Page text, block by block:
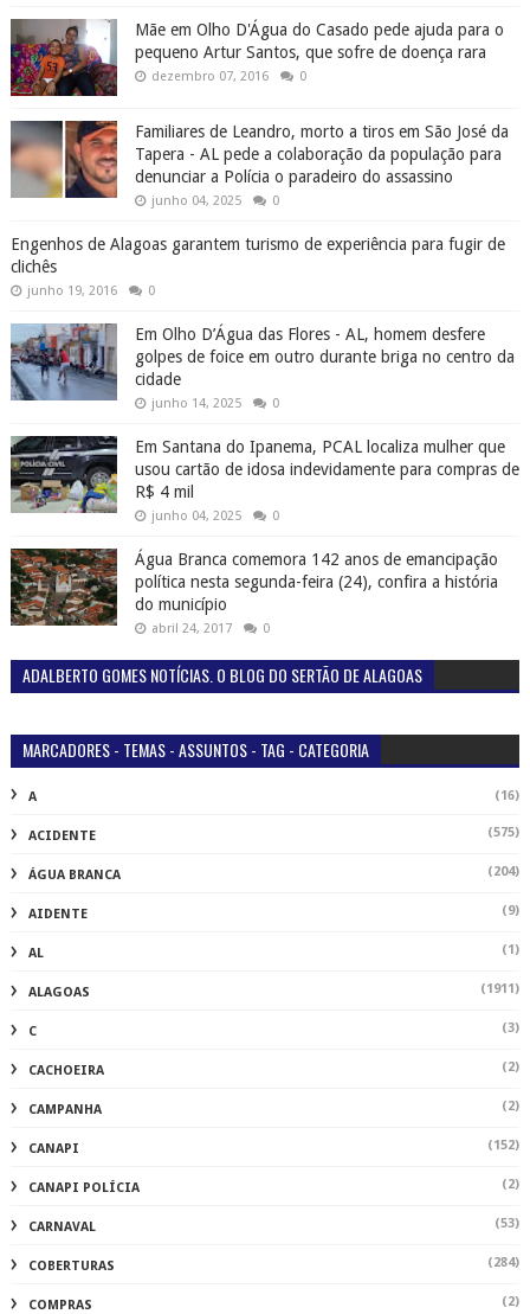
Mãe em Olho D'Água do Casado pede ajuda para o
pequeno Artur Santos, que sofre de doença rara
dezembro 07, 2016 0
Familiares de Leandro, morto a tiros em São José da
Tapera - AL pede a colaboração da população para
denunciar a Polícia o paradeiro do assassino
junho 04, 2025 0
Engenhos de Alagoas garantem turismo de experiência para fugir de
clichês
junho 19, 2016 0
Em Olho D’Água das Flores - AL, homem desfere
golpes de foice em outro durante briga no centro da
cidade
junho 14, 2025 0
Em Santana do Ipanema, PCAL localiza mulher que
usou cartão de idosa indevidamente para compras de
R$ 4 mil
junho 04, 2025 0
Água Branca comemora 142 anos de emancipação
política nesta segunda-feira (24), confira a história
do município
abril 24, 2017 0
ADALBERTO GOMES NOTÍCIAS. O BLOG DO SERTÃO DE ALAGOAS
MARCADORES - TEMAS - ASSUNTOS - TAG - CATEGORIA
A (16)
ACIDENTE (575)
ÁGUA BRANCA (204)
AIDENTE (9)
AL (1)
ALAGOAS (1911)
C (3)
CACHOEIRA (2)
CAMPANHA (2)
CANAPI (152)
CANAPI POLÍCIA (2)
CARNAVAL (53)
COBERTURAS (284)
COMPRAS (2)